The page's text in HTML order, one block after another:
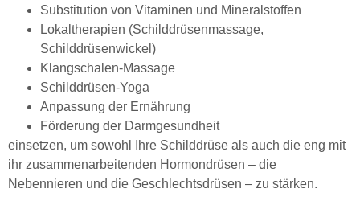
Substitution von Vitaminen und Mineralstoffen
Lokaltherapien (Schilddrüsenmassage,
Schilddrüsenwickel)
Klangschalen-Massage
Schilddrüsen-Yoga
Anpassung der Ernährung
Förderung der Darmgesundheit
einsetzen, um sowohl Ihre Schilddrüse als auch die eng mit
ihr zusammenarbeitenden Hormondrüsen – die
Nebennieren und die Geschlechtsdrüsen – zu stärken.